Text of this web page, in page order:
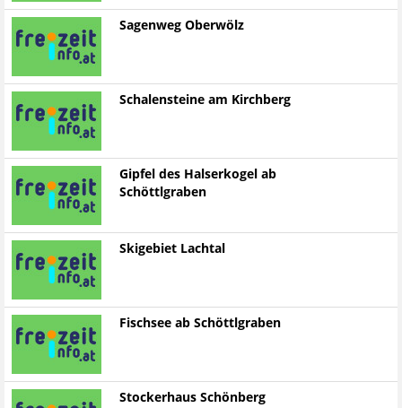
Sagenweg Oberwölz
Schalensteine am Kirchberg
Gipfel des Halserkogel ab
Schöttlgraben
Skigebiet Lachtal
Fischsee ab Schöttlgraben
Stockerhaus Schönberg